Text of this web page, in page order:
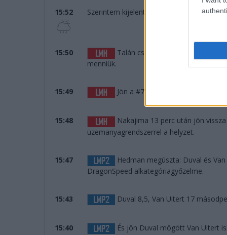
15:52 Szerintem kijelenthető, hogy nem fog esni.
15:50
Talán csak a páros befutó miatt
menniük.
15:49 Jön a #7-es is. A #8-as meg még
15:48
Nakajima 13 perc után jön
üzemanyagrendszerrel a helyzet.
15:47
Hedman megúszta: Duval és
DragonSpeed alkategóriagyőzelme.
15:43 Duval 8,5, Van Uitert 17
15:40 És jön Duval mögött Van Uitert